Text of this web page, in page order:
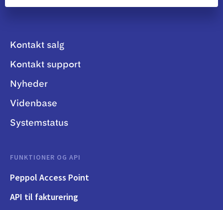
Kontakt salg
Kontakt support
Nyheder
Videnbase
Systemstatus
FUNKTIONER OG API
Peppol Access Point
API til fakturering